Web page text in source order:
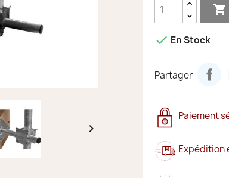


 En Stock
Partager
Paiement
Expédition